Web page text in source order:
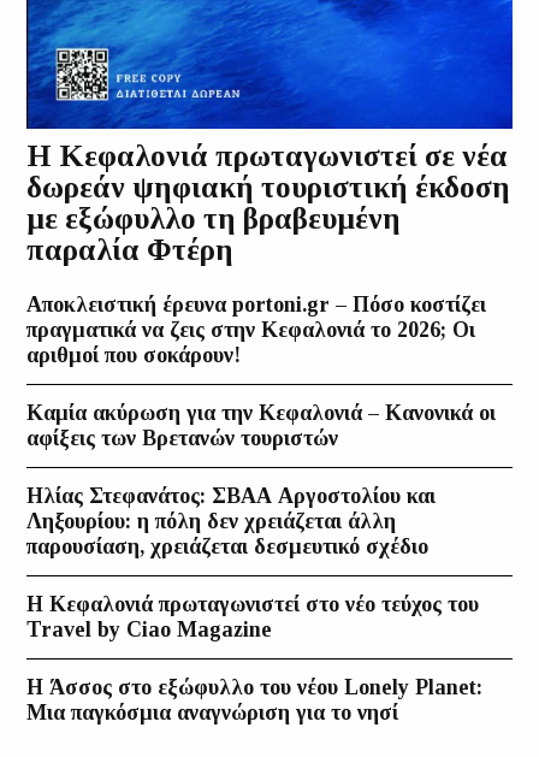
Η Κεφαλονιά πρωταγωνιστεί σε νέα
δωρεάν ψηφιακή τουριστική έκδοση
με εξώφυλλο τη βραβευμένη
παραλία Φτέρη
Αποκλειστική έρευνα portoni.gr – Πόσο κοστίζει
πραγματικά να ζεις στην Κεφαλονιά το 2026; Οι
αριθμοί που σοκάρουν!
Καμία ακύρωση για την Κεφαλονιά – Κανονικά οι
αφίξεις των Βρετανών τουριστών
Ηλίας Στεφανάτος: ΣΒΑΑ Αργοστολίου και
Ληξουρίου: η πόλη δεν χρειάζεται άλλη
παρουσίαση, χρειάζεται δεσμευτικό σχέδιο
Η Κεφαλονιά πρωταγωνιστεί στο νέο τεύχος του
Travel by Ciao Magazine
Η Άσσος στο εξώφυλλο του νέου Lonely Planet:
Μια παγκόσμια αναγνώριση για το νησί